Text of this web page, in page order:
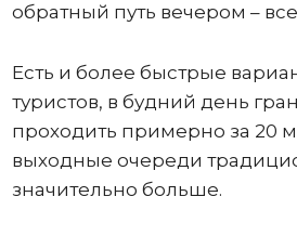
обратный путь вечером –
Есть и более быстрые
туристов, в будний день
проходить примерно за 20
выходные очереди
значительно больше.